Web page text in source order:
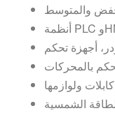
والمتوسط
أجهزة تحكم
بالمحركات
ولوازمها
الشمسية